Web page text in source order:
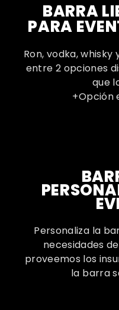
BARRA
PARA
Ron, vodka,
entre 2 opciones
que
+Opción
Personaliza la
necesidades
proveemos los
la barra